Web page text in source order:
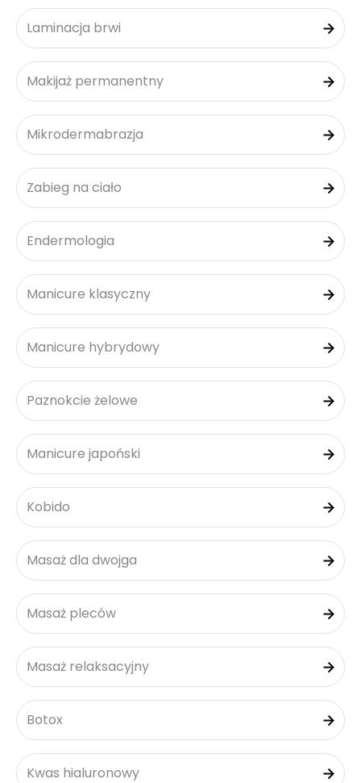
Laminacja brwi
Makijaż permanentny
Mikrodermabrazja
Zabieg na ciało
Endermologia
Manicure klasyczny
Manicure hybrydowy
Paznokcie żelowe
Manicure japoński
Kobido
Masaż dla dwojga
Masaż pleców
Masaż relaksacyjny
Botox
Kwas hialuronowy